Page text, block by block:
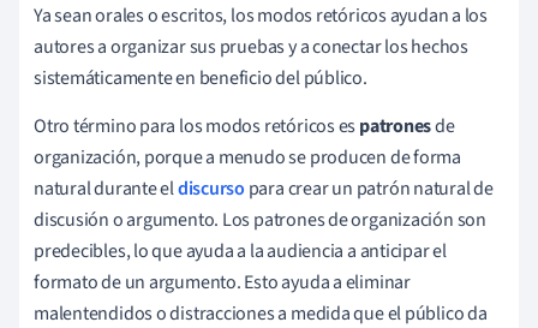
Ya sean orales o escritos, los modos retóricos ayudan a los
autores a organizar sus pruebas y a conectar los hechos
sistemáticamente en beneficio del público.
Otro término para los modos retóricos espatronesde
organización, porque a menudo se producen de forma
natural durante eldiscurso para crear un patrón natural de
discusión o argumento. Los patrones de organización son
predecibles, lo que ayuda a la audiencia a anticipar el
formato de un argumento. Esto ayuda a eliminar
malentendidos o distracciones a medida que el público da